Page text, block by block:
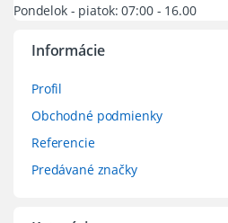
Pondelok - piatok: 07:00 - 16.00
Informácie
Profil
Obchodné podmienky
Referencie
Predávané značky